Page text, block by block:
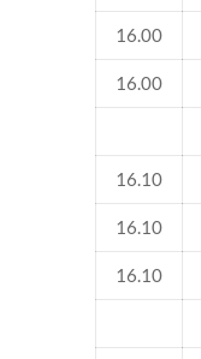
16.00
16.00
16.10
16.10
16.10